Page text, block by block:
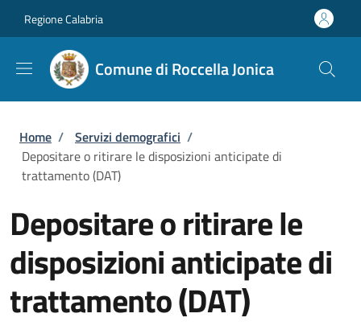
Regione Calabria
Comune di Roccella Jonica
Briciole di pane
Home / Servizi demografici /
Depositare o ritirare le disposizioni anticipate di
trattamento (DAT)
Depositare o ritirare le
disposizioni anticipate di
trattamento (DAT)